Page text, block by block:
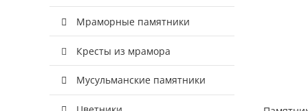
Мраморные памятники
Кресты из мрамора
Мусульманские памятники